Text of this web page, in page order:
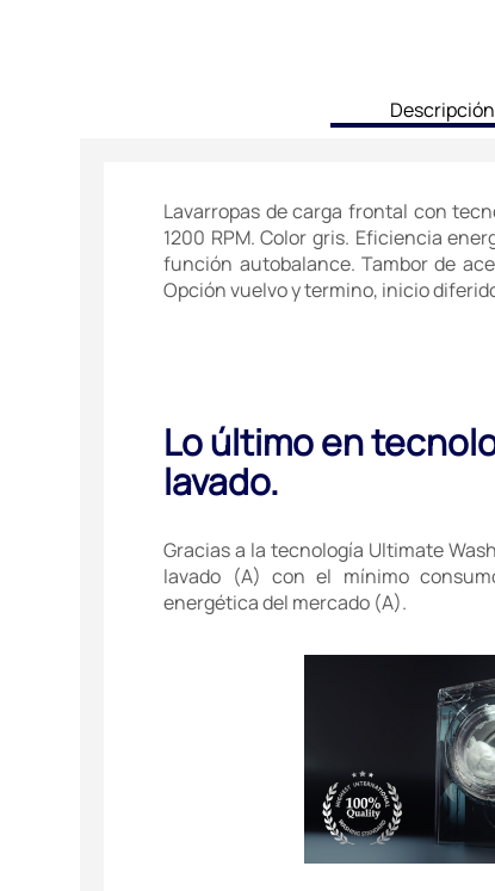
current
tab:
Descripción
Lavarropas de carga frontal con
1200 RPM. Color gris. Eficiencia
función autobalance. Tambor de
Opción vuelvo y termino, inicio
Lo último en
lavado.
Gracias a la tecnología Ultimate
lavado (A) con el mínimo
energética del mercado (A).